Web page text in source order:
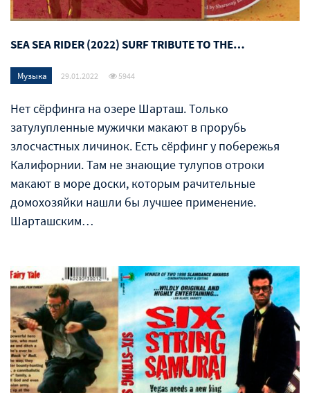
SEA SEA RIDER (2022) SURF TRIBUTE TO THE…
Музыка 29.01.2022 5944
Нет сёрфинга на озере Шарташ. Только
затулупленные мужички макают в прорубь
злосчастных личинок. Есть сёрфинг у побережья
Калифорнии. Там не знающие тулупов отроки
макают в море доски, которым рачительные
домохозяйки нашли бы лучшее применение.
Шарташским…